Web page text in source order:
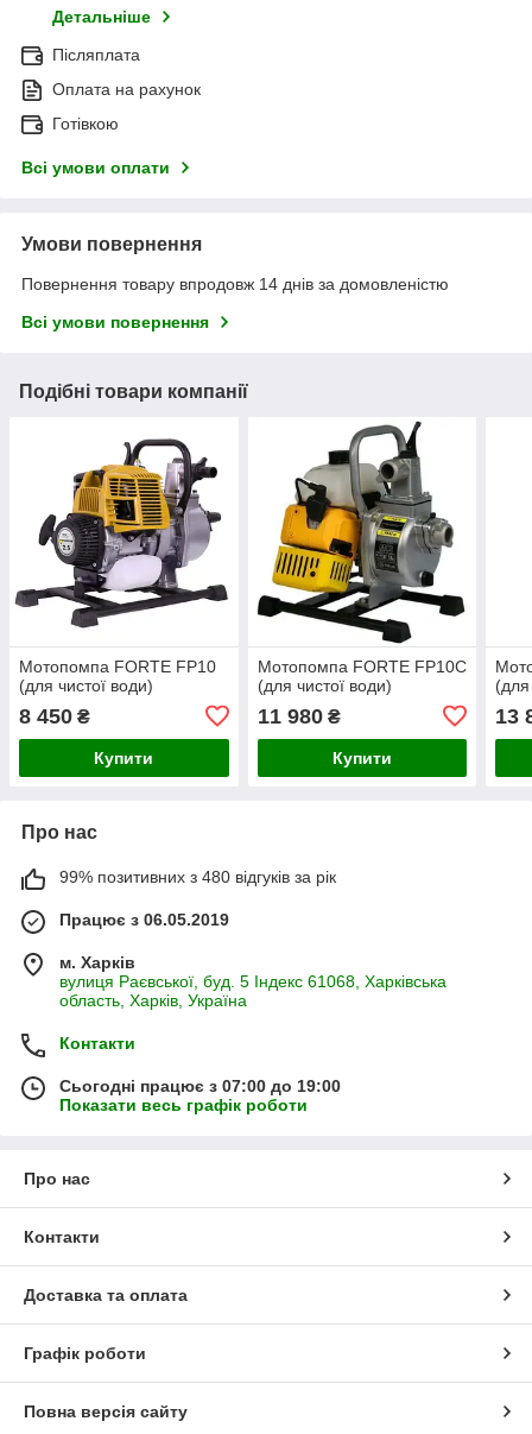
Детальніше
Післяплата
Оплата на рахунок
Готівкою
Всі умови оплати
Умови повернення
Повернення товару впродовж 14 днів за домовленістю
Всі умови повернення
Подібні товари компанії
Мотопомпа FORTE FP10
(для чистої води)
8 450 ₴
Купити
Мотопомпа FORTE FP10С
(для чистої води)
11 980₴
Купити
(для
13
Про нас
99% позитивних з 480 відгуків за рік
Працює з 06.05.2019
м. Харків
вулиця Раєвської, буд. 5 Індекс 61068, Харківська
область, Харків, Україна
Контакти
Сьогодні працює з 07:00 до 19:00
Показати весь графік роботи
Про нас
Контакти
Доставка та оплата
Графік роботи
Повна версія сайту